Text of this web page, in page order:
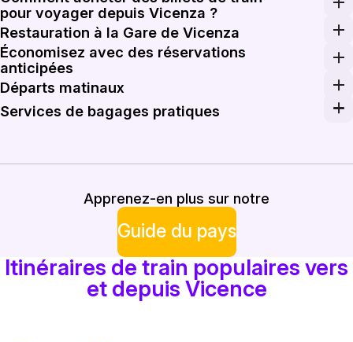
pour voyager depuis Vicenza ?
Les billets de train pour voyager depuis Vicenza
Restauration à la Gare de Vicenza
Avant votre départ, profitez des options de
Économisez avec des réservations
anticipées
Acheter vos billets de train à l'avance via notre
Départs matinaux
Commencez votre journée tôt en réservant des
Services de bagages pratiques
Apprenez-en plus sur notre
Guide du pays
Itinéraires de train populaires vers
et depuis Vicence